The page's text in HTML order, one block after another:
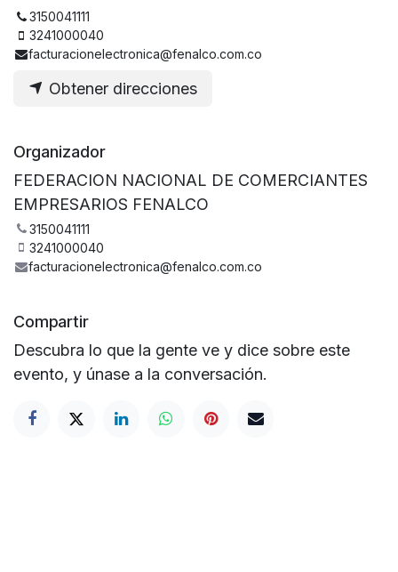
3150041111
3241000040
facturacionelectronica@fenalco.com.co
Obtener direcciones
Organizador
FEDERACION NACIONAL DE COMERCIANTES
EMPRESARIOS FENALCO
3150041111
3241000040
facturacionelectronica@fenalco.com.co
Compartir
Descubra lo que la gente ve y dice sobre este
evento, y únase a la conversación.